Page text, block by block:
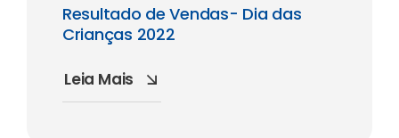
Resultado de Vendas- Dia das
Crianças 2022
Leia Mais